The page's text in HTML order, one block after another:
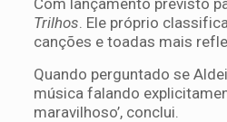
Com lançamento previsto
Trilhos. Ele próprio
canções e toadas mais
Quando perguntado se
música falando
maravilhoso’, conclui.